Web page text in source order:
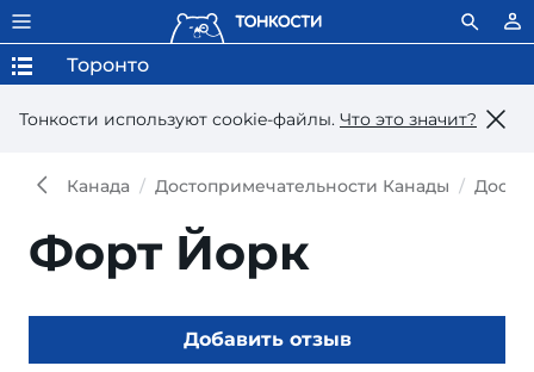
Тонкости используют сookie-файлы. Что это значит?
Торонто
Канада Достопримечательности Канады
Форт Йорк
Добавить отзыв